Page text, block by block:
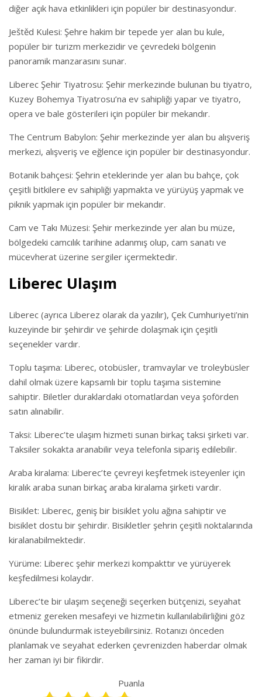
diğer açık hava etkinlikleri için popüler bir destinasyondur.
Ještěd Kulesi: Şehre hakim bir tepede yer alan bu kule,
popüler bir turizm merkezidir ve çevredeki bölgenin
panoramik manzarasını sunar.
Liberec Şehir Tiyatrosu: Şehir merkezinde bulunan bu tiyatro,
Kuzey Bohemya Tiyatrosu’na ev sahipliği yapar ve tiyatro,
opera ve bale gösterileri için popüler bir mekandır.
The Centrum Babylon: Şehir merkezinde yer alan bu alışveriş
merkezi, alışveriş ve eğlence için popüler bir destinasyondur.
Botanik bahçesi: Şehrin eteklerinde yer alan bu bahçe, çok
çeşitli bitkilere ev sahipliği yapmakta ve yürüyüş yapmak ve
piknik yapmak için popüler bir mekandır.
Cam ve Takı Müzesi: Şehir merkezinde yer alan bu müze,
bölgedeki camcılık tarihine adanmış olup, cam sanatı ve
mücevherat üzerine sergiler içermektedir.
Liberec Ulaşım
Liberec (ayrıca Liberez olarak da yazılır), Çek Cumhuriyeti’nin
kuzeyinde bir şehirdir ve şehirde dolaşmak için çeşitli
seçenekler vardır.
Toplu taşıma: Liberec, otobüsler, tramvaylar ve troleybüsler
dahil olmak üzere kapsamlı bir toplu taşıma sistemine
sahiptir. Biletler duraklardaki otomatlardan veya şoförden
satın alınabilir.
Taksi: Liberec’te ulaşım hizmeti sunan birkaç taksi şirketi var.
Taksiler sokakta aranabilir veya telefonla sipariş edilebilir.
Araba kiralama: Liberec’te çevreyi keşfetmek isteyenler için
kiralık araba sunan birkaç araba kiralama şirketi vardır.
Bisiklet: Liberec, geniş bir bisiklet yolu ağına sahiptir ve
bisiklet dostu bir şehirdir. Bisikletler şehrin çeşitli noktalarında
kiralanabilmektedir.
Yürüme: Liberec şehir merkezi kompakttır ve yürüyerek
keşfedilmesi kolaydır.
Liberec’te bir ulaşım seçeneği seçerken bütçenizi, seyahat
etmeniz gereken mesafeyi ve hizmetin kullanılabilirliğini göz
önünde bulundurmak isteyebilirsiniz. Rotanızı önceden
planlamak ve seyahat ederken çevrenizden haberdar olmak
her zaman iyi bir fikirdir.
Puanla